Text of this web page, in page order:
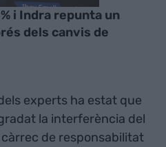
i Indra repunta un
dels canvis de
experts ha estat que
la interferència del
de responsabilitat